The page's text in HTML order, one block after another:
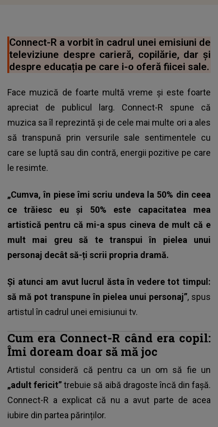
Connect-R a vorbit în cadrul unei emisiuni de
televiziune despre carieră, copilărie, dar și
despre educația pe care i-o oferă fiicei sale.
Face muzică de foarte multă vreme și este foarte
apreciat de publicul larg. Connect-R spune că
muzica sa îl reprezintă și de cele mai multe ori a ales
să transpună prin versurile sale sentimentele cu
care se luptă sau din contră, energii pozitive pe care
le resimte.
„Cumva, în piese îmi scriu undeva la 50% din ceea
ce trăiesc eu și 50% este capacitatea mea
artistică pentru că mi-a spus cineva de mult că e
mult mai greu să te transpui în pielea unui
personaj decât să-ți scrii propria dramă.
Și atunci am avut lucrul ăsta în vedere tot timpul:
să mă pot transpune în pielea unui personaj”, spus
artistul în cadrul unei emisiunui tv.
Cum era Connect-R când era copil:
Îmi doream doar să mă joc
Artistul consideră că pentru ca un om să fie un
„adult fericit”trebuie să aibă dragoste încă din fașă.
Connect-R a explicat că nu a avut parte de acea
iubire din partea părinților.